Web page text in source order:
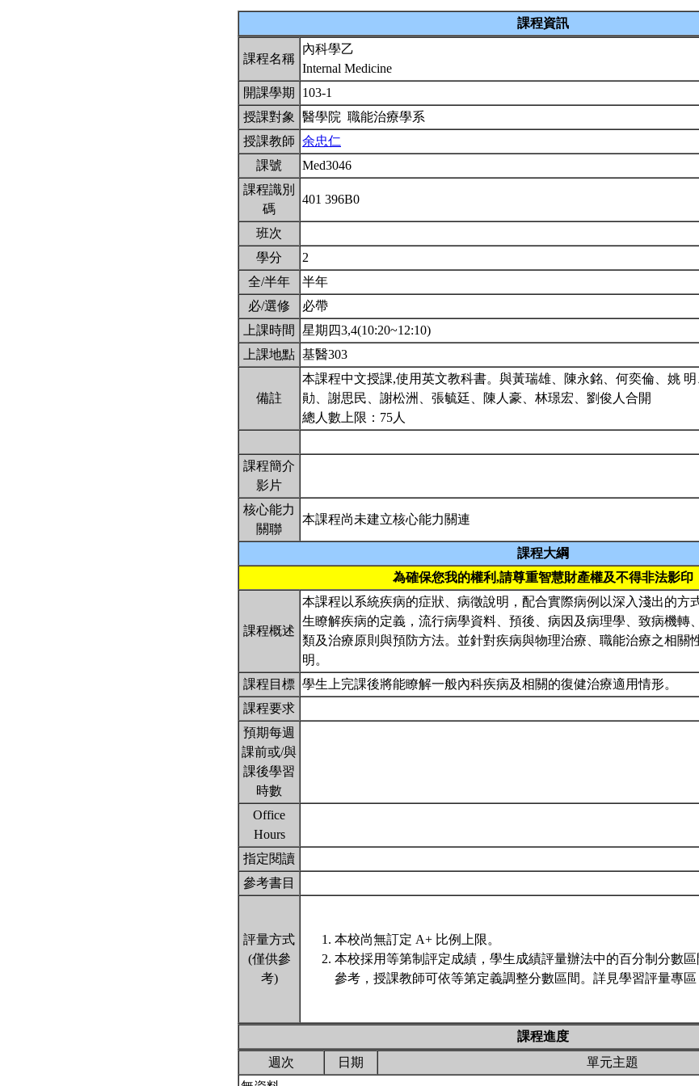
課程資訊
課程名稱
內科學乙
Internal Medicine
開課學期
103-1
授課對象
醫學院 職能治療學系
授課教師 余忠仁
課號
Med3046
課程識別
碼
401 396B0
班次
學分
2
全/半年
半年
必/選修
必帶
上課時間
星期四3,4(10:20~12:10)
上課地點 基醫303
備註
本課程中文授課,使用英文教科書。與黃瑞雄、陳永銘、何奕倫、姚
勛、謝思民、謝松洲、張毓廷、陳人豪、林璟宏、劉俊人合開
總人數上限：75人
課程簡介
影片
核心能力
關聯
本課程尚未建立核心能力關連
課程大綱
為確保您我的權利,請尊重智慧財產權及不得非法影印
課程概述
本課程以系統疾病的症狀、病徵說明，配合實際病例以深入淺出的方
生瞭解疾病的定義，流行病學資料、預後、病因及病理學、致病機轉
類及治療原則與預防方法。並針對疾病與物理治療、職能治療之相關
明。
課程目標 學生上完課後將能瞭解一般內科疾病及相關的復健治療適用情形。
課程要求
預期每週
課前或/與
課後學習
時數
Office
Hours
指定閱讀
參考書目
評量方式
(僅供參
考)
本校尚無訂定 A+ 比例上限。
本校採用等第制評定成績，學生成績評量辦法中的百分制分數
參考，授課教師可依等第定義調整分數區間。詳見學習評量專區
課程進度
週次
日期
單元主題